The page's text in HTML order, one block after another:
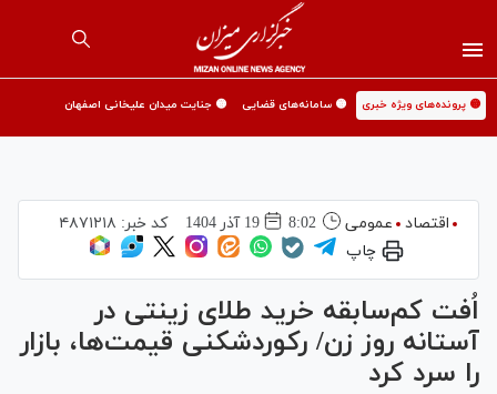
🟡 پرونده‌های ویژه خبری 🟡 سامانه‌های قضایی 🟡 جنایت میدان علیخانی اصفهان
اقتصاد عمومی 8:02 19 آذر 1404 کد خبر: ۴۸۷۱۲۱۸
چاپ
اُفت کم‌سابقه خرید طلای زینتی در
آستانه روز زن/ رکوردشکنی قیمت‌ها، بازار
را سرد کرد